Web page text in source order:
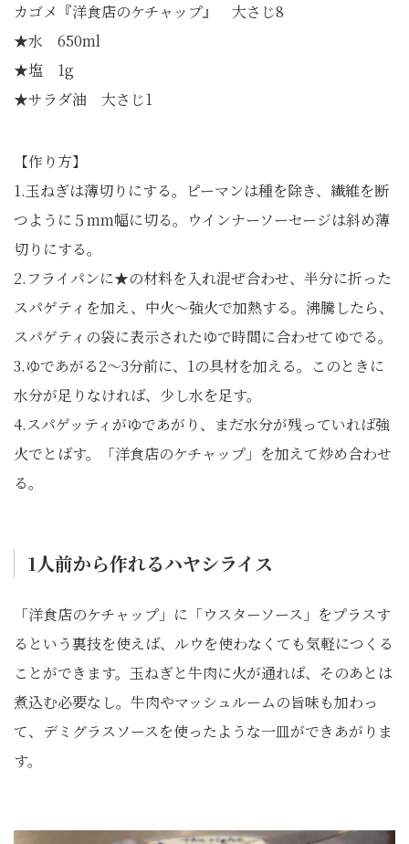
カゴメ『洋食店のケチャップ』 大さじ8
★水 650ml
★塩 1g
★サラダ油 大さじ1
【作り方】
1.玉ねぎは薄切りにする。ピーマンは種を除き、繊維を断
つように５mm幅に切る。ウインナーソーセージは斜め薄
切りにする。
2.フライパンに★の材料を入れ混ぜ合わせ、半分に折った
スパゲティを加え、中火～強火で加熱する。沸騰したら、
スパゲティの袋に表示されたゆで時間に合わせてゆでる。
3.ゆであがる2～3分前に、1の具材を加える。このときに
水分が足りなければ、少し水を足す。
4.スパゲッティがゆであがり、まだ水分が残っていれば強
火でとばす。「洋食店のケチャップ」を加えて炒め合わせ
る。
1人前から作れるハヤシライス
「洋食店のケチャップ」に「ウスターソース」をプラスす
るという裏技を使えば、ルウを使わなくても気軽につくる
ことができます。玉ねぎと牛肉に火が通れば、そのあとは
煮込む必要なし。牛肉やマッシュルームの旨味も加わっ
て、デミグラスソースを使ったような一皿ができあがりま
す。